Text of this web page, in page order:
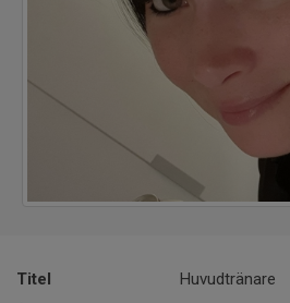
Titel
Huvudtränare